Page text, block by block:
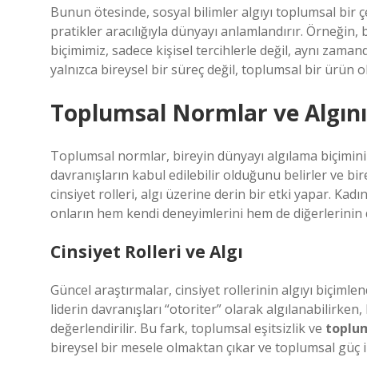
Bunun ötesinde, sosyal bilimler algıyı toplumsal
pratikler aracılığıyla dünyayı anlamlandırır.
biçimimiz, sadece kişisel tercihlerle değil, aynı
yalnızca bireysel bir süreç değil, toplumsal bir ürün
Toplumsal Normlar ve
Toplumsal normlar, bireyin dünyayı algılama
davranışların kabul edilebilir olduğunu belirler ve
cinsiyet rolleri, algı üzerine derin bir etki yapar.
onların hem kendi deneyimlerini hem de diğerlerinin
Cinsiyet Rolleri ve Algı
Güncel araştırmalar, cinsiyet rollerinin algıyı
liderin davranışları “otoriter” olarak
değerlendirilir. Bu fark, toplumsal eşitsizlik ve
bireysel bir mesele olmaktan çıkar ve toplumsal güç